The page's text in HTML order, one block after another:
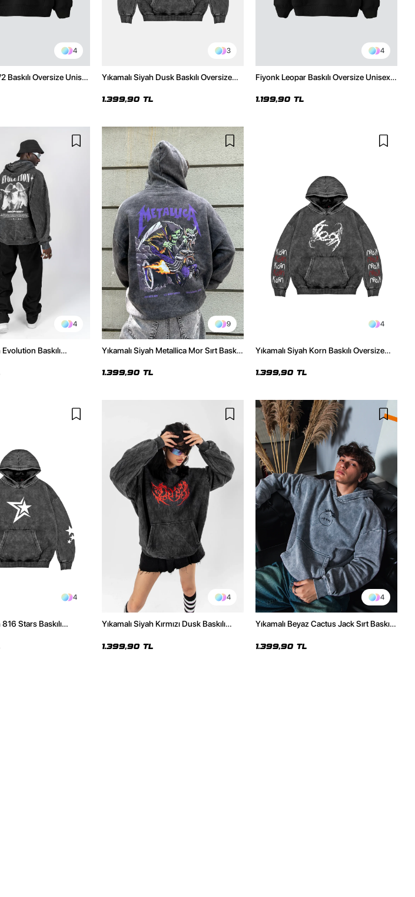
4
Baskılı Oversize Unisex
3
Yıkamalı Siyah Dusk Baskılı Oversize
1.399,90 TL
4
Fiyonk Leopar Baskılı Oversize Unisex
1.199,90 TL
4
Evolution Baskılı
9
Yıkamalı Siyah Metallica Mor Sırt Baskılı
1.399,90 TL
4
Yıkamalı Siyah Korn Baskılı Oversize
1.399,90 TL
4
816 Stars Baskılı
4
Yıkamalı Siyah Kırmızı Dusk Baskılı
1.399,90 TL
4
Yıkamalı Beyaz Cactus Jack Sırt Baskılı
1.399,90 TL